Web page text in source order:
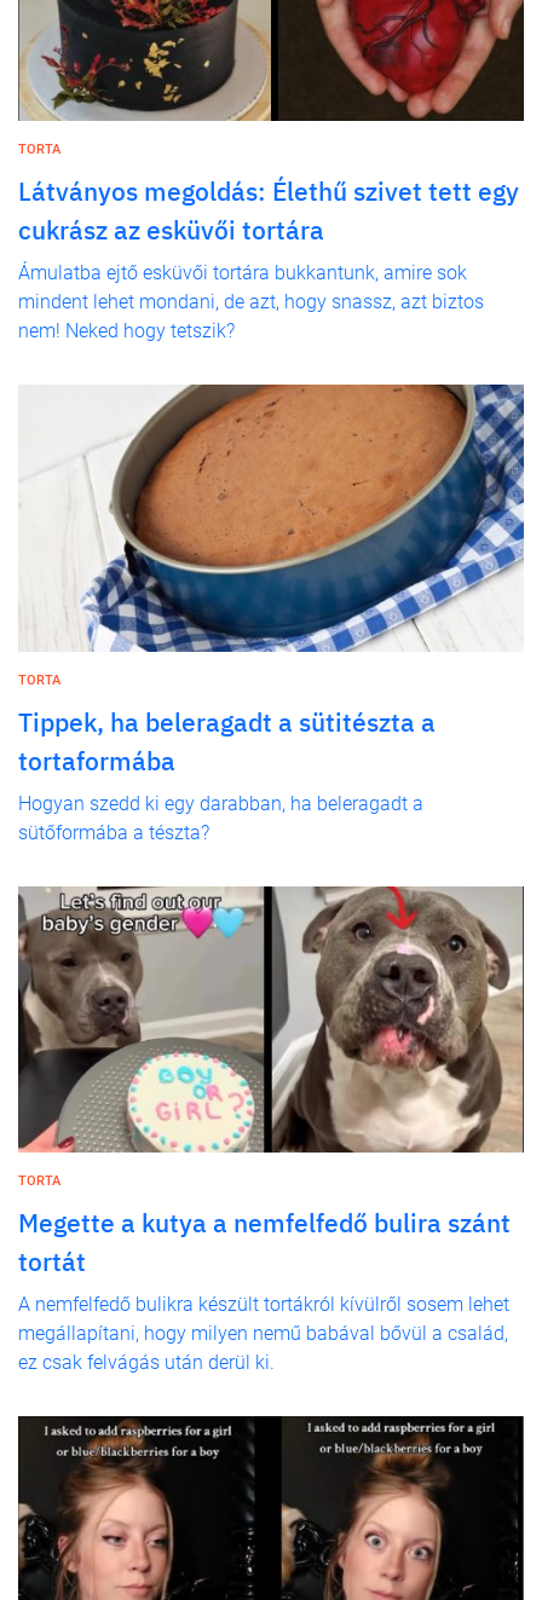
TORTA
Látványos megoldás: Élethű szivet tett egy
cukrász az esküvői tortára
Ámulatba ejtő esküvői tortára bukkantunk, amire sok
mindent lehet mondani, de azt, hogy snassz, azt biztos
nem! Neked hogy tetszik?
TORTA
Tippek, ha beleragadt a sütitészta a
tortaformába
Hogyan szedd ki egy darabban, ha beleragadt a
sütőformába a tészta?
TORTA
Megette a kutya a nemfelfedő bulira szánt
tortát
A nemfelfedő bulikra készült tortákról kívülről sosem lehet
megállapítani, hogy milyen nemű babával bővül a család,
ez csak felvágás után derül ki.